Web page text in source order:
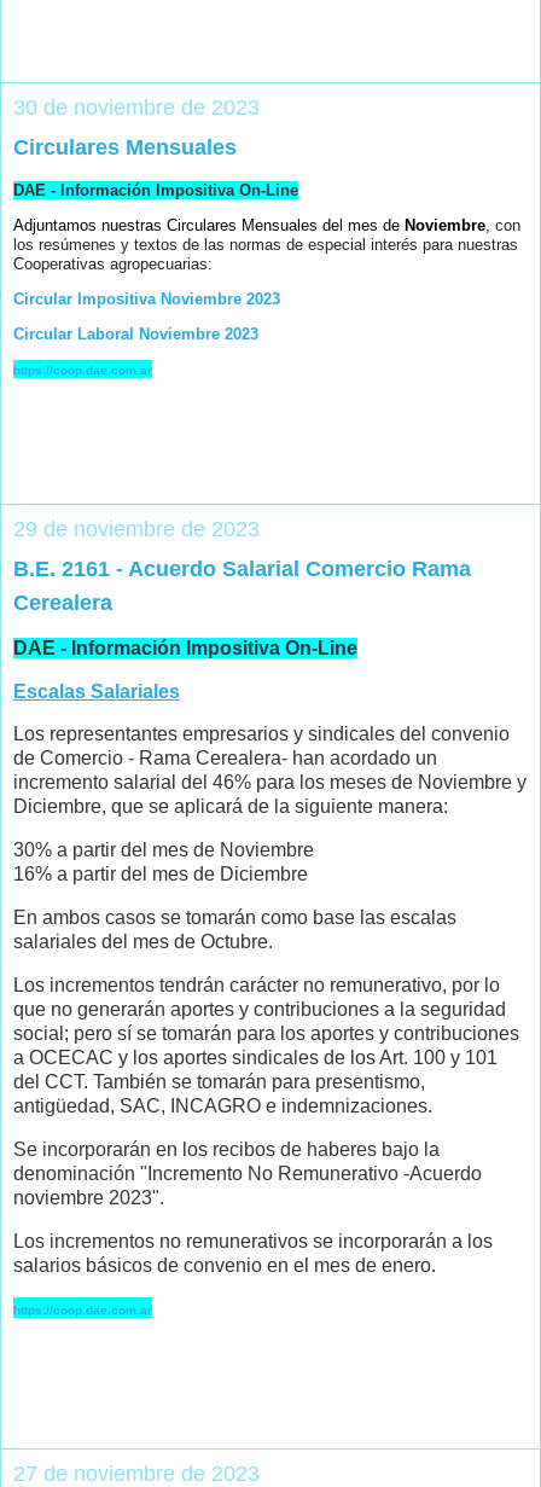
30 de noviembre de 2023
Circulares Mensuales
DAE - Información Impositiva On-Line
Adjuntamos nuestras Circulares Mensuales del mes de Noviembre, con
los resúmenes y textos de las normas de especial interés para nuestras
Cooperativas agropecuarias:
Circular Impositiva Noviembre 2023
Circular Laboral Noviembre 2023
https://coop.dae.com.ar
29 de noviembre de 2023
B.E. 2161 - Acuerdo Salarial Comercio Rama
Cerealera
DAE - Información Impositiva On-Line
Escalas Salariales
Los representantes empresarios y sindicales del convenio
de Comercio - Rama Cerealera- han acordado un
incremento salarial del 46% para los meses de Noviembre y
Diciembre, que se aplicará de la siguiente manera:
30% a partir del mes de Noviembre
16% a partir del mes de Diciembre
En ambos casos se tomarán como base las escalas
salariales del mes de Octubre.
Los incrementos tendrán carácter no remunerativo, por lo
que no generarán aportes y contribuciones a la seguridad
social; pero sí se tomarán para los aportes y contribuciones
a OCECAC y los aportes sindicales de los Art. 100 y 101
del CCT. También se tomarán para presentismo,
antigüedad, SAC, INCAGRO e indemnizaciones.
Se incorporarán en los recibos de haberes bajo la
denominación "Incremento No Remunerativo -Acuerdo
noviembre 2023".
Los incrementos no remunerativos se incorporarán a los
salarios básicos de convenio en el mes de enero.
https://coop.dae.com.ar
27 de noviembre de 2023